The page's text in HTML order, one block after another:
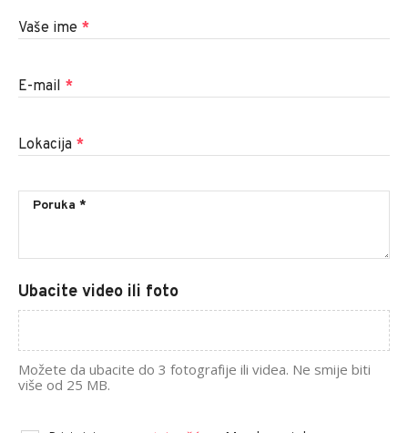
Vaše ime *
E-mail *
Lokacija *
Ubacite video ili foto
Možete da ubacite do 3 fotografije ili videa. Ne smije biti
više od 25 MB.